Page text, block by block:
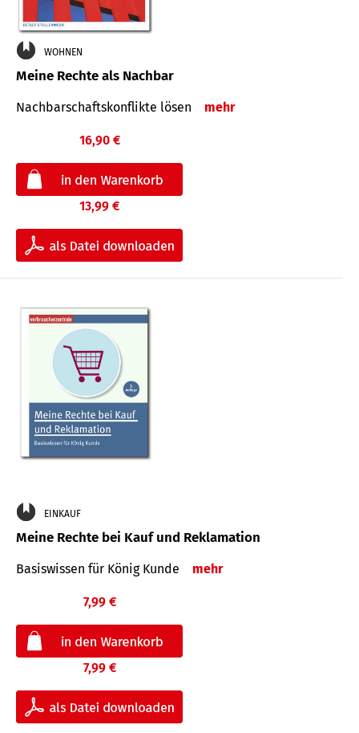
WOHNEN
Meine Rechte als Nachbar
Nach­bar­schafts­konflikte lösen mehr
16,90 €
13,99 €
EINKAUF
Meine Rechte bei Kauf und Reklamation
Basiswissen für König Kunde mehr
7,99 €
7,99 €